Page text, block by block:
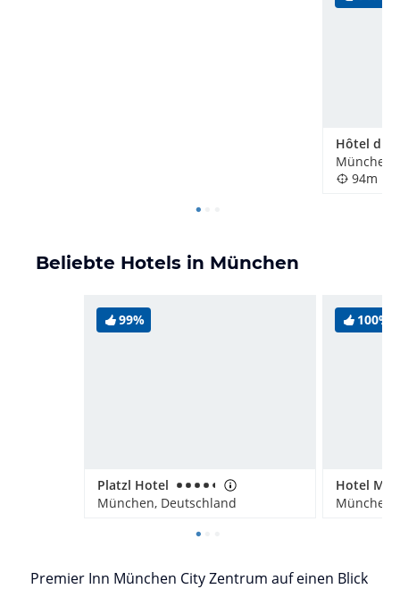
Hôtel du
94m
Beliebte Hotels in München
99%
Platzl Hotel
München, Deutschland
100%
Premier Inn München City Zentrum auf einen Blick